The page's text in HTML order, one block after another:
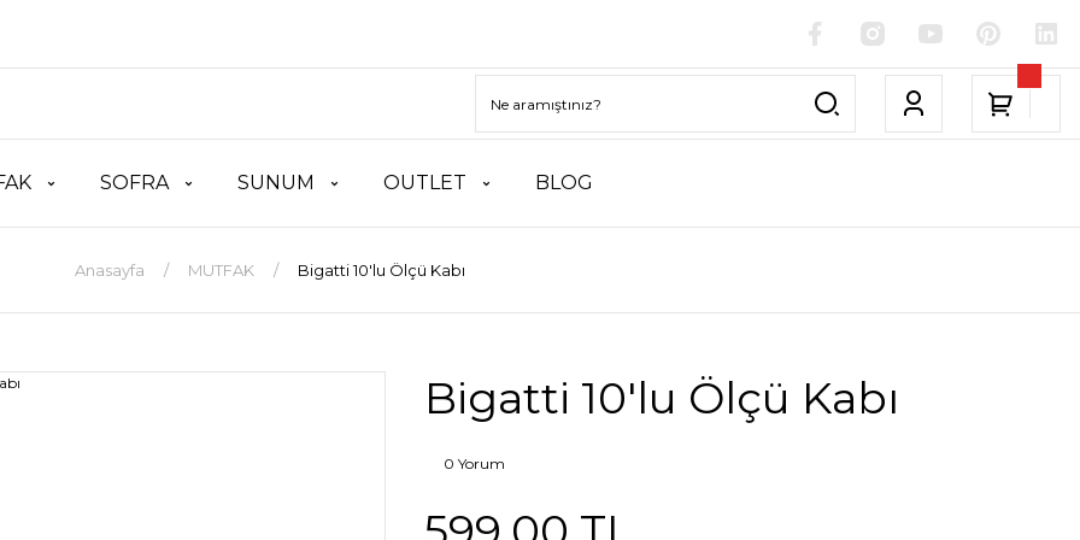
SOFRA SUNUM OUTLET BLOG
Anasayfa MUTFAK Bigatti 10'lu Ölçü Kabı
Bigatti 10'lu Ölçü Kabı
0 Yorum